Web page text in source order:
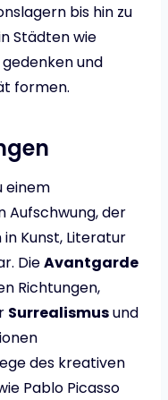
bis hin zu
Städten wie
und
formen.
einem
Aufschwung, der
Kunst, Literatur
DieAvantgarde
Richtungen,
Surrealismusund
des kreativen
Pablo Picasso